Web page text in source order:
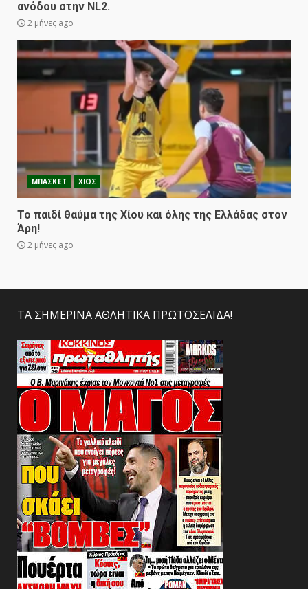
ανόδου στην NL2.
2 μήνες ago
ΜΠΑΣΚΕΤ ΧΙΟΣ
Το παιδί θαύμα της Χίου και όλης της Ελλάδας στον
Άρη!
2 μήνες ago
ΤΑ ΣΗΜΕΡΙΝΑ ΑΘΛΗΤΙΚΑ ΠΡΩΤΟΣΕΛΙΔΑ!